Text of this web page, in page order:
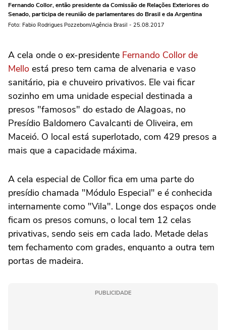
Fernando Collor, então presidente da Comissão de Relações Exteriores do
Senado, participa de reunião de parlamentares do Brasil e da Argentina
Foto: Fabio Rodrigues Pozzebom/Agência Brasil - 25.08.2017
A cela onde o ex-presidente Fernando Collor de
Mello está preso tem cama de alvenaria e vaso
sanitário, pia e chuveiro privativos. Ele vai ficar
sozinho em uma unidade especial destinada a
presos "famosos" do estado de Alagoas, no
Presídio Baldomero Cavalcanti de Oliveira, em
Maceió. O local está superlotado, com 429 presos a
mais que a capacidade máxima.
A cela especial de Collor fica em uma parte do
presídio chamada "Módulo Especial" e é conhecida
internamente como "Vila". Longe dos espaços onde
ficam os presos comuns, o local tem 12 celas
privativas, sendo seis em cada lado. Metade delas
tem fechamento com grades, enquanto a outra tem
portas de madeira.
PUBLICIDADE